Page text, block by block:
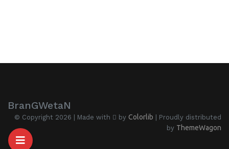
BranGWetaN
© Copyright 2026 | Made with by Colorlib | Proudly distributed
by ThemeWagon